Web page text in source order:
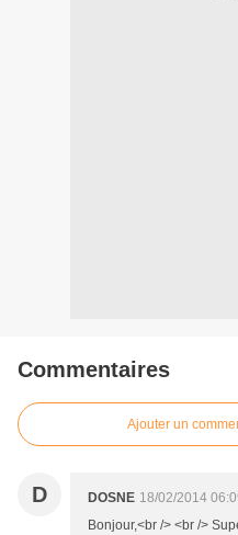
Commentaires
Ajouter un
D DOSNE 18/02/2014
Bonjour,<br /> <br />